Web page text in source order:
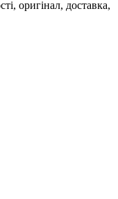
оригінал, доставка,